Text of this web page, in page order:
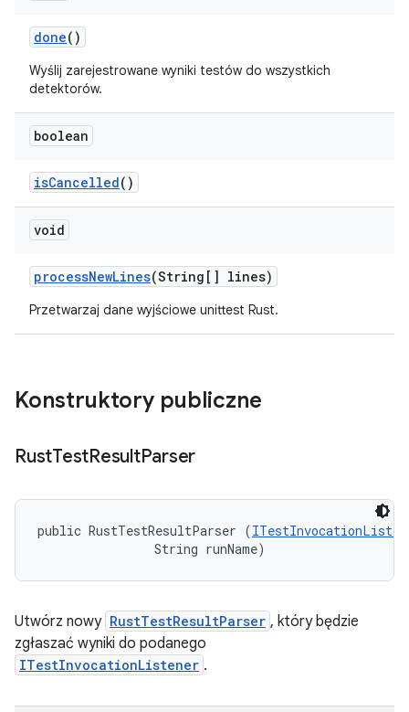
done()
Wyślij zarejestrowane wyniki testów do wszystkich
detektorów.
boolean
isCancelled()
void
processNewLines(String[] lines)
Przetwarzaj dane wyjściowe unittest Rust.
Konstruktory publiczne
RustTestResultParser
public RustTestResultParser (
                String runName)
Utwórz nowy RustTestResultParser , który będzie
zgłaszać wyniki do podanego
ITestInvocationListener .